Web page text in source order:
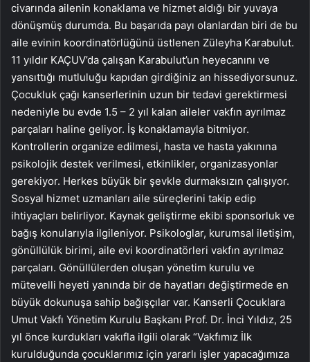
civarında ailenin konaklama ve hizmet aldığı bir yuvaya
dönüşmüş durumda. Bu başarıda payı olanlardan biri de bu
aile evinin koordinatörlüğünü üstlenen Züleyha Karabulut.
11 yıldır KAÇUV’da çalışan Karabulut’un heyecanını ve
yansıttığı mutluluğu kapıdan girdiğiniz an hissediyorsunuz.
Çocukluk çağı kanserlerinin uzun bir tedavi gerektirmesi
nedeniyle bu evde 1.5 – 2 yıl kalan aileler vakfın ayrılmaz
parçaları haline geliyor. İş konaklamayla bitmiyor.
Kontrollerin organize edilmesi, hasta ve hasta yakınına
psikolojik destek verilmesi, etkinlikler, organizasyonlar
gerekiyor. Herkes büyük bir şevkle durmaksızın çalışıyor.
Sosyal hizmet uzmanları aile süreçlerini takip edip
ihtiyaçları belirliyor. Kaynak geliştirme ekibi sponsorluk ve
bağış konularıyla ilgileniyor. Psikologlar, kurumsal iletişim,
gönüllülük birimi, aile evi koordinatörleri vakfın ayrılmaz
parçaları. Gönüllülerden oluşan yönetim kurulu ve
mütevelli heyeti yanında bir de hayatları değiştirmede en
büyük dokunuşa sahip bağışçılar var. Kanserli Çocuklara
Umut Vakfı Yönetim Kurulu Başkanı Prof. Dr. İnci Yıldız, 25
yıl önce kurdukları vakıfla ilgili olarak “Vakfımız İlk
kurulduğunda çocuklarımız için yararlı işler yapacağımıza